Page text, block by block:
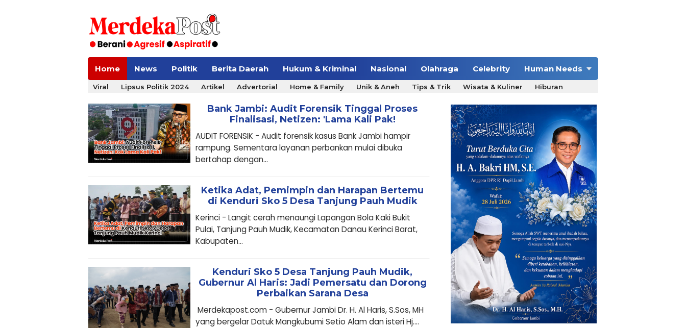
Home News Politik Berita Daerah Hukum & Kriminal Nasional Olahraga Celebrity Human Needs
Viral Lipsus Politik 2024 Artikel Advertorial Home & Family Unik & Aneh Tips & Trik Wisata & Kuliner Hiburan
Bank Jambi: Audit Forensik Tinggal Proses
Finalisasi, Netizen: 'Lama Kali Pak!
AUDIT FORENSIK - Audit forensik kasus Bank Jambi hampir
rampung. Sementara layanan perbankan mulai dibuka
bertahap dengan...
Ketika Adat, Pemimpin dan Harapan Bertemu
di Kenduri Sko 5 Desa Tanjung Pauh Mudik
Kerinci - Langit cerah menaungi Lapangan Bola Kaki Bukit
Pulai, Tanjung Pauh Mudik, Kecamatan Danau Kerinci Barat,
Kabupaten...
Kenduri Sko 5 Desa Tanjung Pauh Mudik,
Gubernur Al Haris: Jadi Pemersatu dan Dorong
Perbaikan Sarana Desa
Merdekapost.com - Gubernur Jambi Dr. H. Al Haris, S.Sos, MH
yang bergelar Datuk Mangkubumi Setio Alam dan isteri Hj....